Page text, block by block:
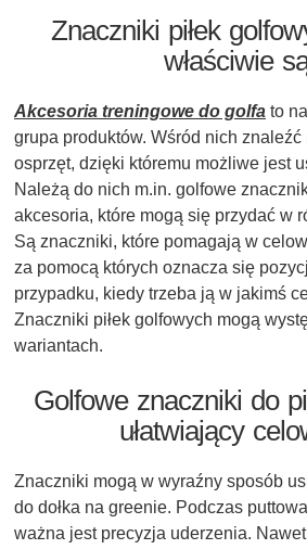
Znaczniki piłek
właściwie
Akcesoria treningowe do golfa to
grupa produktów. Wśród nich znaleźć
osprzęt, dzięki któremu możliwe jest
Należą do nich m.in. golfowe
akcesoria, które mogą się przydać w
Są znaczniki, które pomagają w
za pomocą których oznacza się
przypadku, kiedy trzeba ją w jakimś
Znaczniki piłek golfowych mogą
wariantach.
Golfowe znaczniki do
ułatwiający
Znaczniki mogą w wyraźny sposób
do dołka na greenie. Podczas
ważna jest precyzja uderzenia.